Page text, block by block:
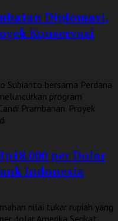
Diplomasi,
Konservasi
Subianto bersama Perdana
program
Prambanan. Proyek
per Dolar
Indonesia
nilai tukar rupiah yang
dolar Amerika Serikat.